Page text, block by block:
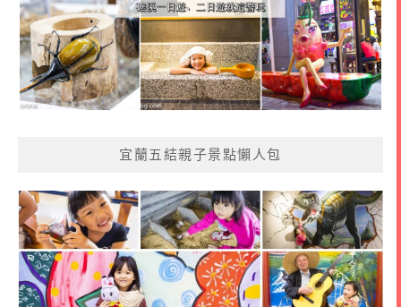
宜蘭五結親子景點懶人包